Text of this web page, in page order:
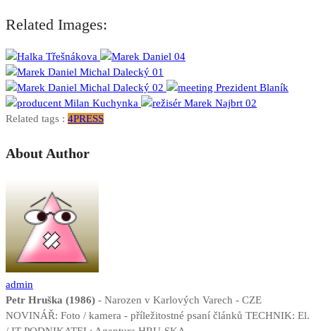
Related Images:
Related tags : 4PRESS
About Author
admin
Petr Hruška (1986) - Narozen v Karlových Varech - CZE
NOVINÁŘ: Foto / kamera - příležitostné psaní článků TECHNIK: El.